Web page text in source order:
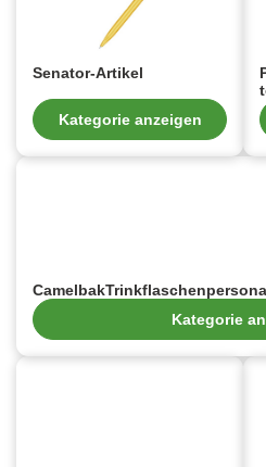
Senator-Artikel
Kategorie anzeigen
Kategorie